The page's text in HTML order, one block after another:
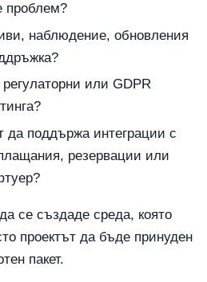
проблем?
наблюдение, обновления
или GDPR
да поддържа интеграции с
резервации или
се създаде среда, която
проектът да бъде принуден
пакет.